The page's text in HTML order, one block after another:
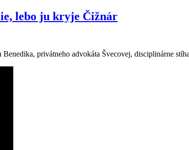
lebo ju kryje Čižnár
privátneho advokáta Švecovej, disciplinárne